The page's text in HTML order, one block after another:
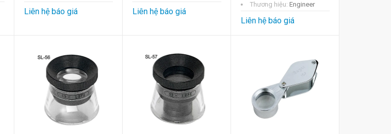
Liên hệ báo giá Liên hệ báo giá
Thương hiệu: Engineer
Liên hệ báo giá